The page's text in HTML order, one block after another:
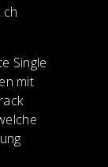
Single
mit